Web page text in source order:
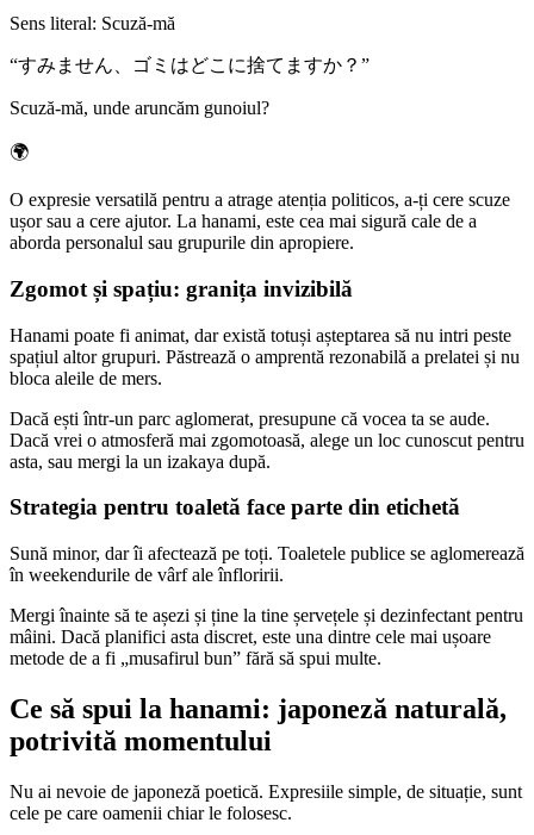
Sens literal: Scuză-mă
“すみません、ゴミはどこに捨てますか？ ”
Scuză-mă, unde aruncăm gunoiul?
🌍
O expresie versatilă pentru a atrage atenția politicos, a-ți cere scuze
ușor sau a cere ajutor. La hanami, este cea mai sigură cale de a
aborda personalul sau grupurile din apropiere.
Zgomot și spațiu: granița invizibilă
Hanami poate fi animat, dar există totuși așteptarea să nu intri peste
spațiul altor grupuri. Păstrează o amprentă rezonabilă a prelatei și nu
bloca aleile de mers.
Dacă ești într-un parc aglomerat, presupune că vocea ta se aude.
Dacă vrei o atmosferă mai zgomotoasă, alege un loc cunoscut pentru
asta, sau mergi la un izakaya după.
Strategia pentru toaletă face parte din etichetă
Sună minor, dar îi afectează pe toți. Toaletele publice se aglomerează
în weekendurile de vârf ale înfloririi.
Mergi înainte să te așezi și ține la tine șervețele și dezinfectant pentru
mâini. Dacă planifici asta discret, este una dintre cele mai ușoare
metode de a fi „musafirul bun” fără să spui multe.
Ce să spui la hanami: japoneză naturală,
potrivită momentului
Nu ai nevoie de japoneză poetică. Expresiile simple, de situație, sunt
cele pe care oamenii chiar le folosesc.